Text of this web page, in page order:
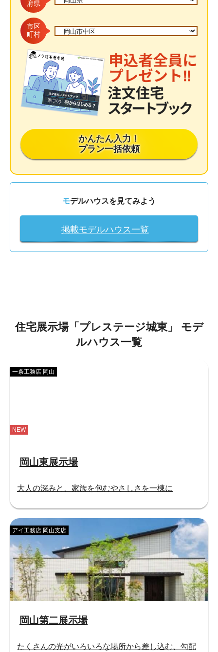
府県
市区
町村
かんたん入力！
プラン一括依頼
モデルハウスを見てみよう
掲載モデルハウス一覧
住宅展示場「 プレステージ城東」
モデ
ルハウス一覧
岡山東展示場
一条工務店 岡山
大人の深みと、家族を包むやさしさを一棟に
NEW
岡山第二展示場
アイ工務店 岡山支店
たくさんの光がいろいろな場所から差し込む、勾配